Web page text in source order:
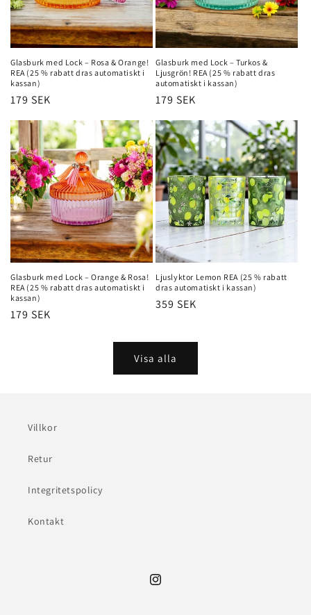
Glasburk med Lock – Rosa & Orange!
REA (25 % rabatt dras automatiskt i
kassan)
Ordinarie
pris
179 SEK
Glasburk med Lock – Turkos &
Ljusgrön! REA (25 % rabatt dras
automatiskt i kassan)
Ordinarie
pris
179 SEK
Glasburk med Lock – Orange & Rosa!
REA (25 % rabatt dras automatiskt i
kassan)
Ordinarie
179 SEK
Ljuslyktor Lemon REA (25 % rabatt
dras automatiskt i kassan)
Ordinarie
359 SEK
Visa alla
Villkor
Retur
Integritetspolicy
Kontakt
Instagram